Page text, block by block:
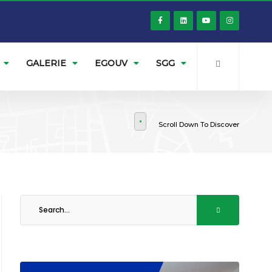
GALERIE EGOUV SGG
Scroll Down To Discover